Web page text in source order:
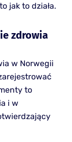
jak to działa.
zdrowia
w Norwegii
to
i w